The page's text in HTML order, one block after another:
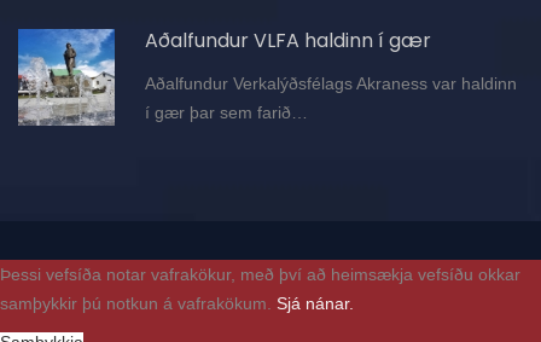
Aðalfundur VLFA haldinn í gær
Aðalfundur Verkalýðsfélags Akraness var haldinn
í gær þar sem farið…
Þessi vefsíða notar vafrakökur, með því að heimsækja vefsíðu okkar
samþykkir þú notkun á vafrakökum. Sjá nánar.